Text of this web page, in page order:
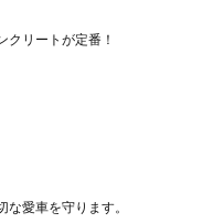
クリートが定番！
愛車を守ります。